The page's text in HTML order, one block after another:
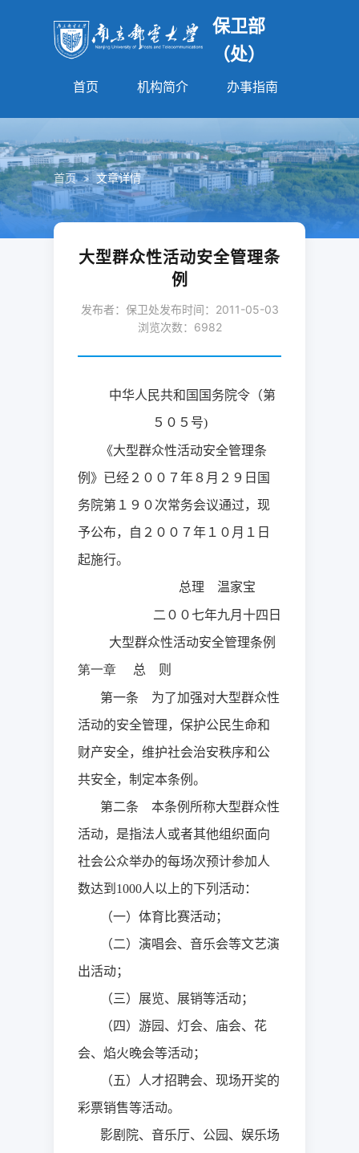
保卫部
（处）
首页 机构简介 办事指南
首页 > 文章详情
大型群众性活动安全管理条
例
发布者：保卫处发布时间：2011-05-03
浏览次数： 6982
中华人民共和国国务院令（第
５０５号)
《大型群众性活动安全管理条
例》已经２００７年８月２９日国
务院第１９０次常务会议通过，现
予公布，自２００７年１０月１日
起施行。
总理 温家宝
二００七年九月十四日
大型群众性活动安全管理条例
第一章
总 则
第一条 为了加强对大型群众性
活动的安全管理，保护公民生命和
财产安全，维护社会治安秩序和公
共安全，制定本条例。
第二条 本条例所称大型群众性
活动，是指法人或者其他组织面向
社会公众举办的每场次预计参加人
数达到 1000人以上的下列活动：
（一）体育比赛活动；
（二）演唱会、音乐会等文艺演
出活动；
（三）展览、展销等活动；
（四）游园、灯会、庙会、花
会、焰火晚会等活动；
（五）人才招聘会、现场开奖的
彩票销售等活动。
影剧院、音乐厅、公园、娱乐场